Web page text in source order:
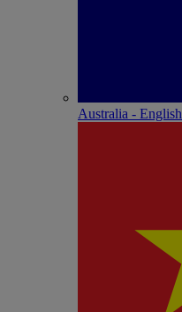
Australia - English